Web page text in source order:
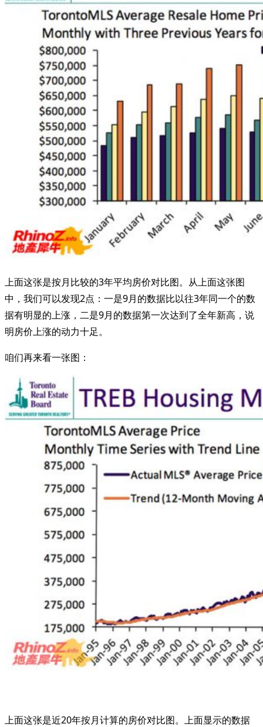
上面这张是按月比较的3年平均房价对比图。从上面这张图
中，我们可以发现2点：一是9月的数据比以往3年同一个的数
据有明显的上涨，二是9月的数据第一次达到了全年新高，说
明房价上涨的动力十足。
咱们再来看一张图：
上面这张是近20年按月计算的房价对比图。上面显示的数据